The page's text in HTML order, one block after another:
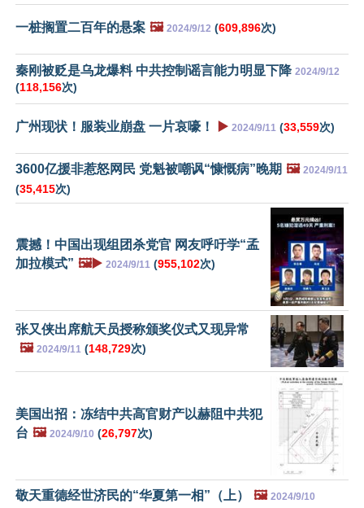
一桩搁置二百年的悬案 🖼️ 2024/9/12 (609,896次)
秦刚被贬是乌龙爆料 中共控制谣言能力明显下降 2024/9/12
(118,156次)
广州现状！服装业崩盘 一片哀嚎！ ▶️ 2024/9/11 (33,559次)
3600亿援非惹怒网民 党魁被嘲讽“慷慨病”晚期 🖼️ 2024/9/11
(35,415次)
震撼！中国出现组团杀党官 网友呼吁学“孟
加拉模式” 🖼️▶️ 2024/9/11 (955,102次)
张又侠出席航天员授称颁奖仪式又现异常
🖼️ 2024/9/11 (148,729次)
美国出招：冻结中共高官财产以赫阻中共犯
台 🖼️ 2024/9/10 (26,797次)
敬天重德经世济民的“华夏第一相”（上） 🖼️ 2024/9/10